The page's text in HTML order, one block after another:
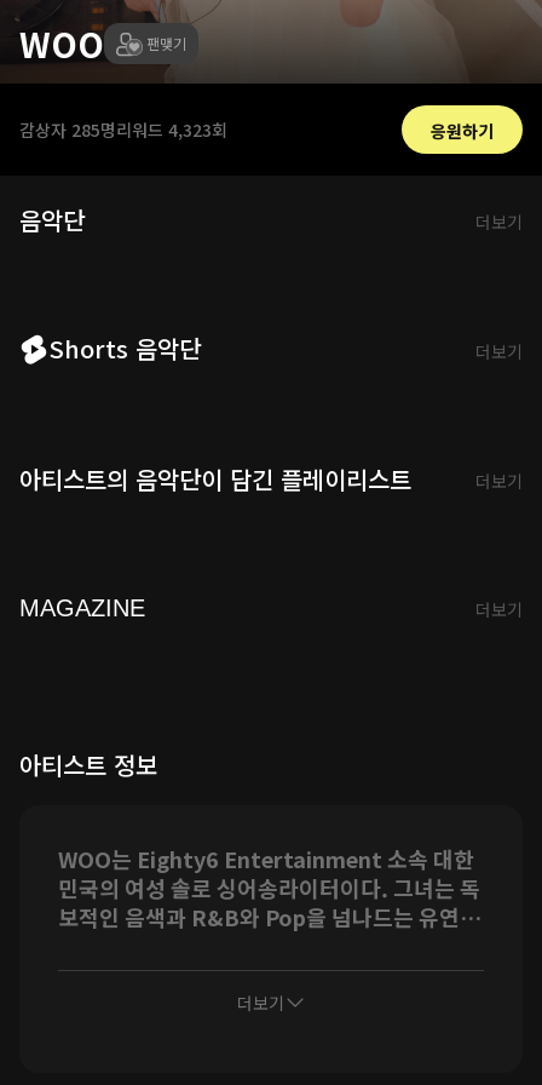
WOO 팬맺기
감상자 285명리워드 4,323회 응원하기
음악단 더보기
Shorts 음악단 더보기
아티스트의 음악단이 담긴 플레이리스트 더보기
MAGAZINE 더보기
아티스트 정보
WOO는 Eighty6 Entertainment 소속 대한
민국의 여성 솔로 싱어송라이터이다. 그녀는 독
보적인 음색과 R&B와 Pop을 넘나드는 유연한
계관을 구축해 나가고 있다.
그녀는 2026년 5월 첫 디지털 싱글 [Unlock]
더보기